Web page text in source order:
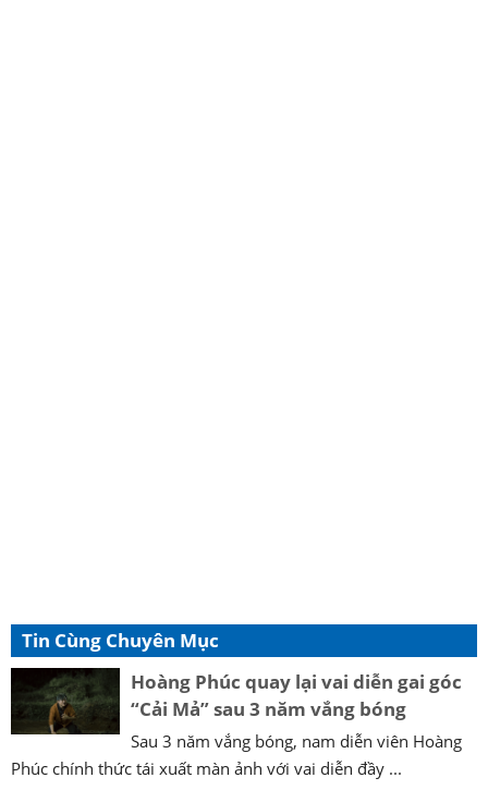
Tin Cùng Chuyên Mục
Hoàng Phúc quay lại vai diễn gai góc
“Cải Mả” sau 3 năm vắng bóng
Sau 3 năm vắng bóng, nam diễn viên Hoàng
Phúc chính thức tái xuất màn ảnh với vai diễn đầy ...